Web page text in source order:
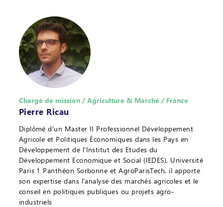
Chargé de mission / Agriculture & Marché / France
Pierre Ricau
Diplômé d'un Master II Professionnel Développement
Agricole et Politiques Économiques dans les Pays en
Développement de l'Institut des Etudes du
Développement Economique et Social (IEDES), Université
Paris 1 Panthéon Sorbonne et AgroParisTech, il apporte
son expertise dans l'analyse des marchés agricoles et le
conseil en politiques publiques ou projets agro-
industriels